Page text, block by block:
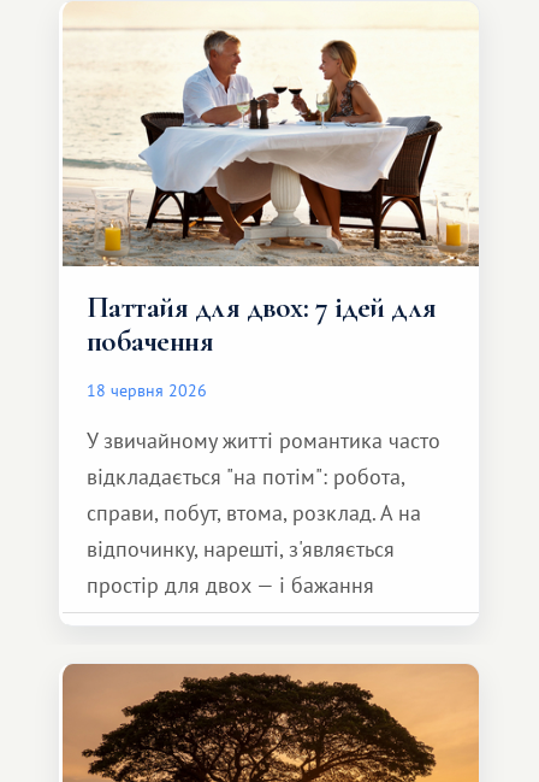
Паттайя для двох: 7 ідей для
побачення
18 червня 2026
У звичайному житті романтика часто
відкладається "на потім": робота,
справи, побут, втома, розклад. А на
відпочинку, нарешті, з'являється
простір для двох — і бажання
зробити для близької людини щось
особливе. Не обов'язково масштабне,
але тепле і незабутнє :)